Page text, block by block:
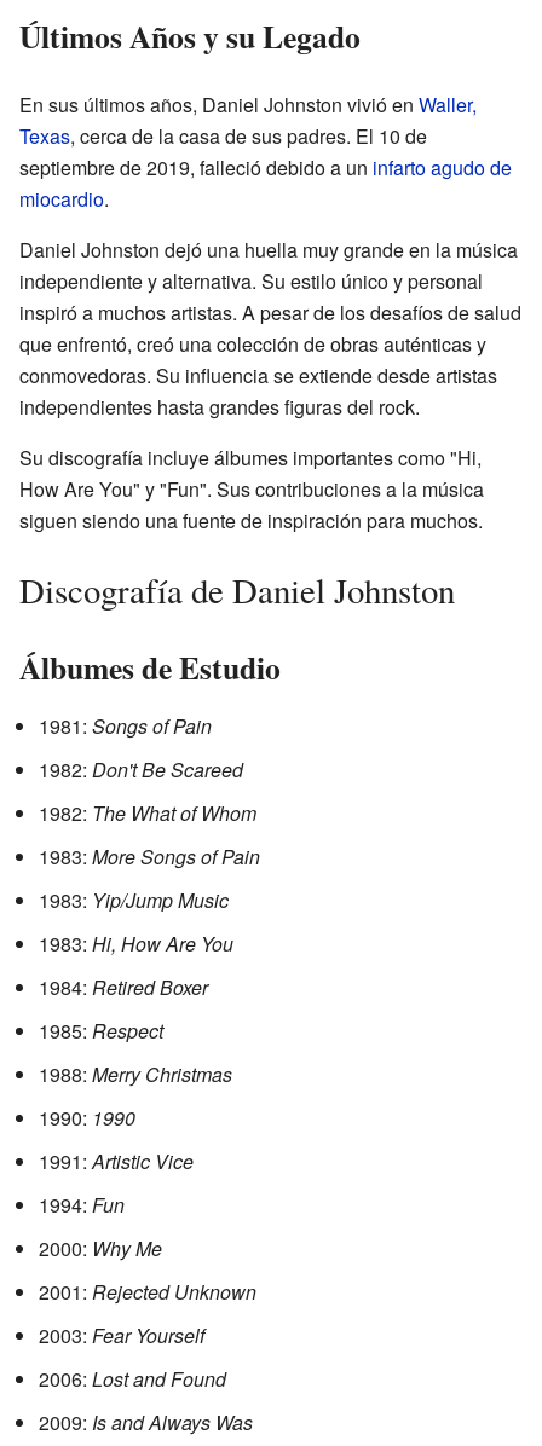
Últimos Años y su Legado
En sus últimos años, Daniel Johnston vivió en Waller,
Texas, cerca de la casa de sus padres. El 10 de
septiembre de 2019, falleció debido a un infarto agudo de
miocardio.
Daniel Johnston dejó una huella muy grande en la música
independiente y alternativa. Su estilo único y personal
inspiró a muchos artistas. A pesar de los desafíos de salud
que enfrentó, creó una colección de obras auténticas y
conmovedoras. Su influencia se extiende desde artistas
independientes hasta grandes figuras del rock.
Su discografía incluye álbumes importantes como "Hi,
How Are You" y "Fun". Sus contribuciones a la música
siguen siendo una fuente de inspiración para muchos.
Discografía de Daniel Johnston
Álbumes de Estudio
1981: Songs of Pain
1982: Don't Be Scareed
1982: The What of Whom
1983: More Songs of Pain
1983: Yip/Jump Music
1983: Hi, How Are You
1984: Retired Boxer
1985: Respect
1988: Merry Christmas
1990: 1990
1991:Artistic Vice
1994: Fun
2000: Why Me
2001: Rejected Unknown
2003: Fear Yourself
2006: Lost and Found
2009: Is and Always Was